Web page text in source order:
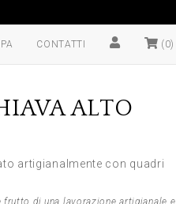
CONTATTI (0)
ALTO
artigianalmente con quadri
di una lavorazione artigianale e